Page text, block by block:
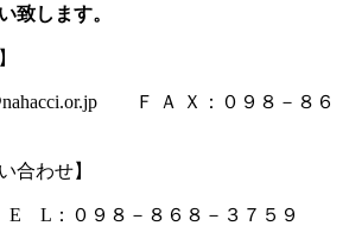
致します。
Ｆ Ａ Ｘ：０９８－８６
合わせ】
L：０９８－８６８－３７５９